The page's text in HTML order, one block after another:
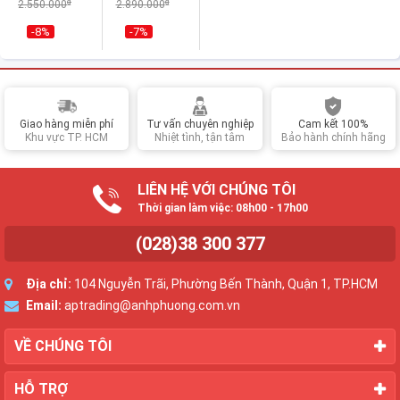
2.550.000
-8%
2.890.000
-7%
Giao hàng miễn phí
Khu vực TP. HCM
Tư vấn chuyên nghiệp
Nhiệt tình, tận tâm
Cam kết 100%
Bảo hành chính hãng
LIÊN HỆ VỚI CHÚNG TÔI
Thời gian làm việc: 08h00 - 17h00
(028)38 300 377
Địa chỉ: 104 Nguyễn Trãi, Phường Bến Thành, Quận 1, TP.HCM
Email: aptrading@anhphuong.com.vn
VỀ CHÚNG TÔI
HỖ TRỢ